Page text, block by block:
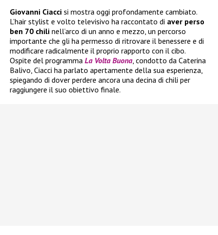
Giovanni Ciacci si mostra oggi profondamente cambiato.
L’hair stylist e volto televisivo ha raccontato di aver perso
ben 70 chili nell’arco di un anno e mezzo, un percorso
importante che gli ha permesso di ritrovare il benessere e di
modificare radicalmente il proprio rapporto con il cibo.
Ospite del programma La Volta Buona, condotto da Caterina
Balivo, Ciacci ha parlato apertamente della sua esperienza,
spiegando di dover perdere ancora una decina di chili per
raggiungere il suo obiettivo finale.